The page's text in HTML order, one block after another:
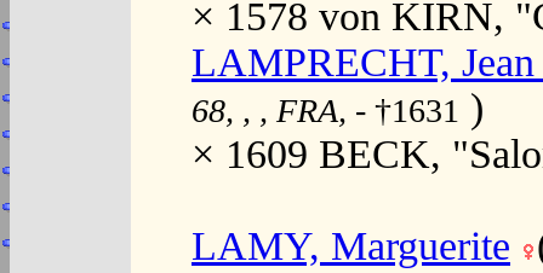
× 1578 von KIRN,
LAMPRECHT, Jean
68, , , FRA, - †1631 )
× 1609 BECK,
LAMY, Marguerite